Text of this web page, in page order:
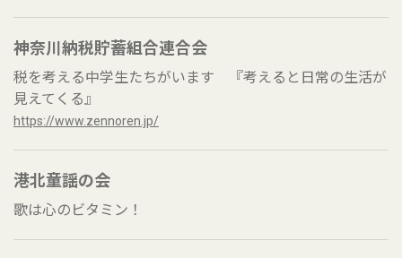
神奈川納税貯蓄組合連合会
税を考える中学生たちがいます 『考えると日常の生活が
見えてくる』
https://www.zennoren.jp/
港北童謡の会
歌は心のビタミン！